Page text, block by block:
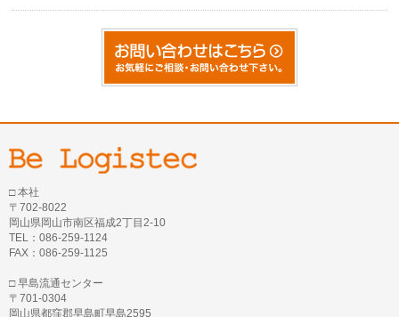
□ 本社
〒702-8022
岡山県岡山市南区福成2丁目2-10
TEL：086-259-1124
FAX：086-259-1125
□ 早島流通センター
〒701-0304
岡山県都窪郡早島町早島2595